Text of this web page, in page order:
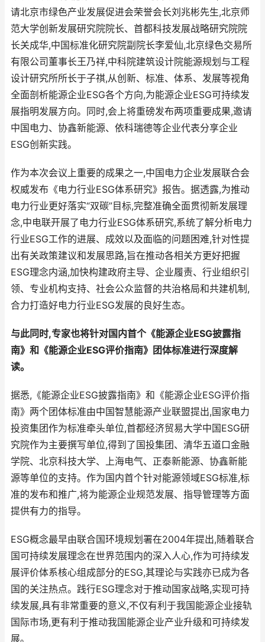
请北京市绿色产业发展促进会荣誉会长刘兆彬先生,北京师
范大学创新发展研究院院长、首都科技发展战略研究院院
长关成华,中国标准化研究院副院长李爱仙,北京绿色交易所
有限公司董事长王乃祥,中科院建筑设计院能源规划与工程
设计研究所所长于子祺,从创新、标准、体系、发展等视角
全面剖析能源企业ESG各个方向,为能源企业ESG可持续发
展指明发展方向。同时,会上将重磅发布两项重要成果,邀请
中国电力、协鑫新能源、依科瑞德等企业代表分享企业
ESG创新实践。
作为本次会议上重要的成果之一,中国电力企业发展联合会
权威发布《电力行业ESG体系研究》报告。据透露,为推动
电力行业更好落实“双碳”目标,完整准确全面贯彻新发展理
念,中电联开展了电力行业ESG体系研究,系统了解分析电力
行业ESG工作的进展、成效以及面临的问题困难,针对性提
出有关政策建议和发展思路,旨在推动各相关方更好把握
ESG理念内涵,加快构建政府主导、企业履责、行业组织引
领、专业机构支持、社会公众监督的共治格局和共建机制,
合力打造好电力行业ESG发展的良好生态。
与此同时,专家也将针对国内首个《能源企业ESG披露指
南》和《能源企业ESG评价指南》团体标准进行深度解
读。
据悉,《能源企业ESG披露指南》和《能源企业ESG评价指
南》两个团体标准由中国智慧能源产业联盟提出,国家电力
投资集团作为标准牵头单位,首都经济贸易大学中国ESG研
究院作为主要撰写单位,得到了国投集团、清华五道口金融
学院、北京科技大学、上海电气、正泰新能源、协鑫新能
源等单位的支持。作为国内首个针对能源领域ESG标准,标
准的发布和推广,将为能源企业规范发展、指导管理等方面
提供有力的指导。
ESG概念最早由联合国环境规划署在2004年提出,随着联合
国可持续发展理念在世界范围内的深入人心,作为可持续发
展评价体系核心组成部分的ESG,其理论与实践亦已成为各
国的关注热点。践行ESG理念对于推动国家战略,实现可持
续发展,具有非常重要的意义,不仅有利于我国能源企业接轨
国际市场,更有利于推动我国能源企业产业升级和可持续发
展。